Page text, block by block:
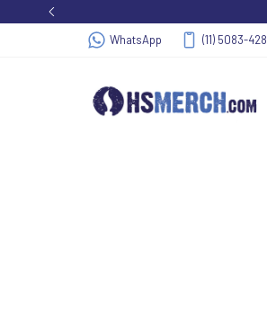
WhatsApp (11) 5083-